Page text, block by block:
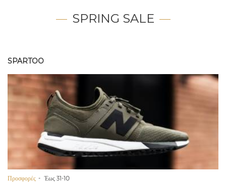
SPRING SALE
SPARTOO
Προσφορές Έως 31-10